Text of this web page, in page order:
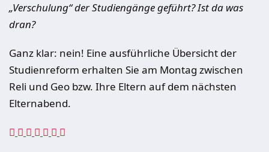
„Verschulung“ der Studiengänge geführt? Ist da was
dran?
Ganz klar: nein! Eine ausführliche Übersicht der
Studienreform erhalten Sie am Montag zwischen
Reli und Geo bzw. Ihre Eltern auf dem nächsten
Elternabend.